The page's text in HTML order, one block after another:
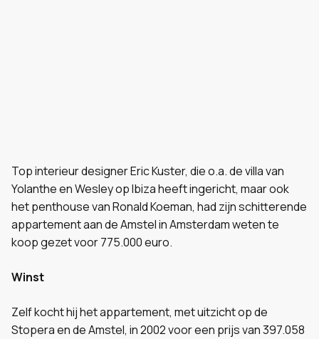
Top interieur designer Eric Kuster, die o.a. de villa van
Yolanthe en Wesley op Ibiza heeft ingericht, maar ook
het penthouse van Ronald Koeman, had zijn schitterende
appartement aan de Amstel in Amsterdam weten te
koop gezet voor 775.000 euro.
Winst
Zelf kocht hij het appartement, met uitzicht op de
Stopera en de Amstel, in 2002 voor een prijs van 397.058